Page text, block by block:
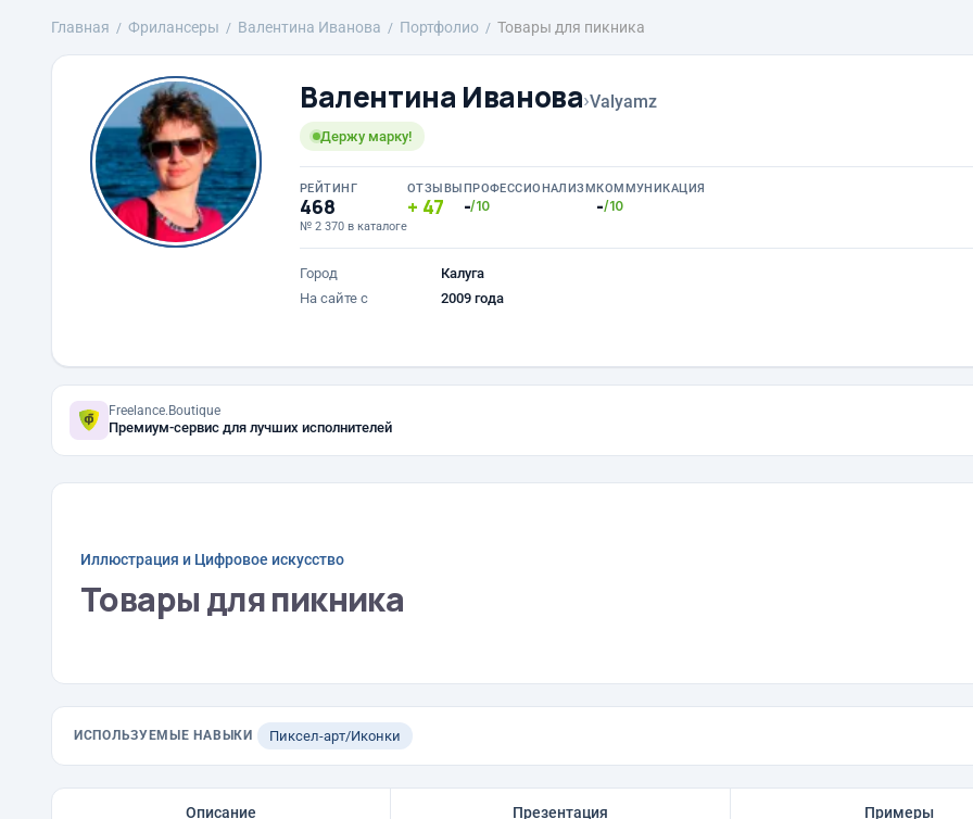
Главная Фрилансеры Валентина Иванова Портфолио Товары для пикника
Валентина Иванова›Valyamz
Держу марку!
РЕЙТИНГ
468
№ 2 370 в каталоге
ОТЗЫВЫ
47
ПРОФЕССИОНАЛИЗМ
-/10
КОММУНИКАЦИЯ
-/10
Город
Калуга
На сайте с
2009 года
Freelance.Boutique
Премиум-сервис для лучших исполнителей
Иллюстрация и Цифровое искусство
Товары для пикника
ИСПОЛЬЗУЕМЫЕ НАВЫКИ Пиксел-арт/Иконки
Описание Презентация Примеры